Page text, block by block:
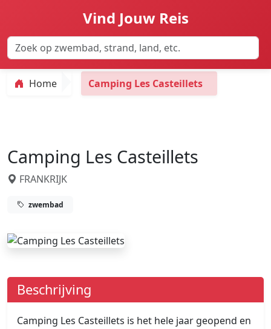
Vind Jouw Reis
Home Camping Les Casteillets
Camping Les Casteillets
FRANKRIJK
zwembad
Beschrijving
Camping Les Casteillets is het hele jaar geopend en